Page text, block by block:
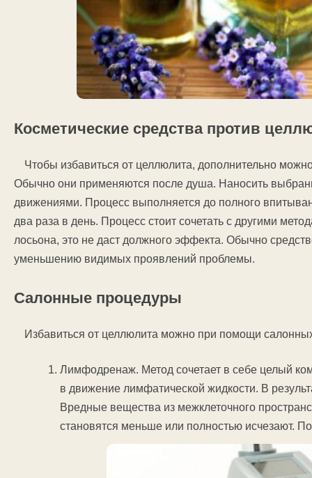
Косметические средства против
Чтобы избавиться от целлюлита, дополнительно
Обычно они применяются после душа. Наносить
движениями. Процесс выполняется до полного
два раза в день. Процесс стоит сочетать с другими
лосьона, это не даст должного эффекта. Обычно
уменьшению видимых проявлений проблемы.
Салонные процедуры
Избавиться от целлюлита можно при помощи
Лимфодренаж. Метод сочетает в себе целый
в движение лимфатической жидкости. В
Вредные вещества из межклеточного
становятся меньше или полностью исчезают.